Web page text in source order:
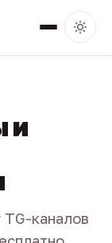
и
TG-каналов